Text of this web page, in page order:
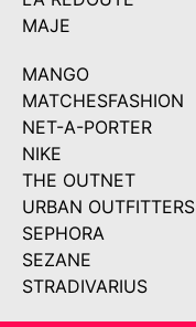
MAJE
MANGO
MATCHESFASHION
NET-A-PORTER
NIKE
THE OUTNET
URBAN OUTFITTERS
SEPHORA
SEZANE
STRADIVARIUS